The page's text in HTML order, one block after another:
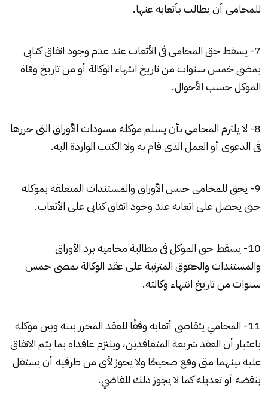
للمحامى أن يطالب بأتعابه عنها.
7- يسقط حق المحامى فى الأتعاب عند عدم وجود اتفاق كتابى
بمضى خمس سنوات من تاريخ انتهاء الوكالة أو من تاريخ وفاة
الموكل حسب الأحوال.
8- لا يلتزم المحامى بأن يسلم موكله مسودات الأوراق التى حررها
فى الدعوى أو العمل الذى قام به ولا الكتب الواردة اليه.
9- يحق للمحامى حبس الأوراق والمستندات المتعلقة بموكله
حتى يحصل على اتعابه عند وجود اتفاق كتابى على الأتعاب.
10- يسقط حق الموكل فى مطالبة محاميه برد الأوراق
والمستندات والحقوق المترتبة على عقد الوكالة بمضى خمس
سنوات من تاريخ انتهاء وكالته.
11- المحامي يتقاضى أتعابه وفقًا للعقد المحرر بينه وبين موكله
باعتبار أن العقد شريعة المتعاقدين، ويلتزم عاقداه بما يتم الاتفاق
عليه بينهما متى وقع صحيحًا ولا يجوز لأي من طرفيه أن يستقل
بنقضه أو تعديله كما لا يجوز ذلك للقاضي.